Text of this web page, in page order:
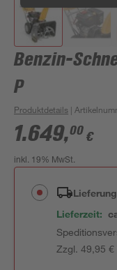
Benzin-
P
Produktdetails |
1.649,00 €
inkl. 19% MwSt.
Lieferzeit:
Zzgl. 49,95 €